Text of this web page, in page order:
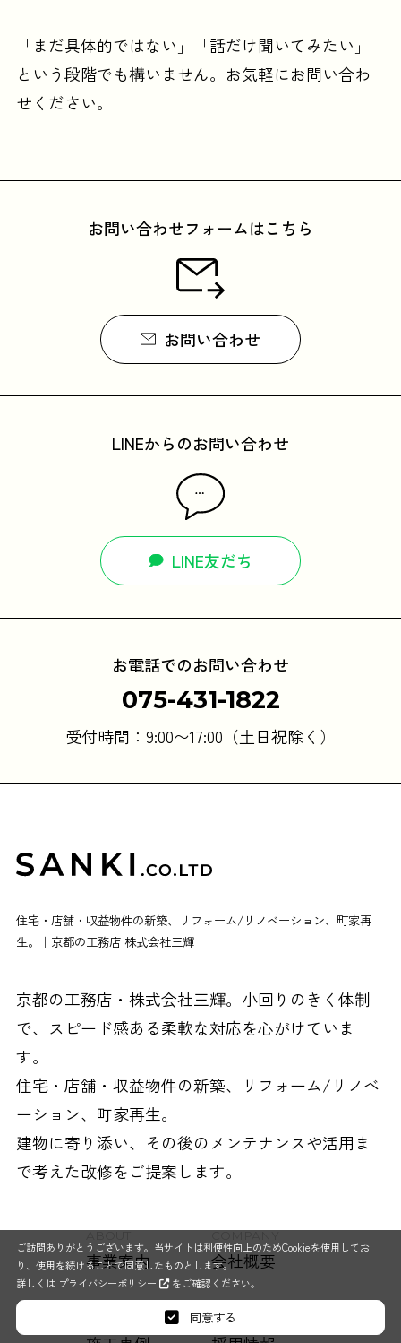
「まだ具体的ではない」「話だけ聞いてみたい」
という段階でも構いません。 お気軽にお問い合わ
せください。
お問い合わせフォームはこちら
お問い合わせ
LINEからのお問い合わせ
LINE友だち
お電話でのお問い合わせ
075-431-1822
受付時間：9:00〜17:00（土日祝除く）
住宅・店舗・収益物件の新築、リフォーム/リノベーション、町家再
生。｜京都の工務店 株式会社三輝
京都の工務店・株式会社三輝。小回りのきく体制
で、スピード感ある柔軟な対応を心がけていま
す。
住宅・店舗・収益物件の新築、リフォーム/リノベ
ーション、町家再生。
建物に寄り添い、その後のメンテナンスや活用ま
で考えた改修をご提案します。
事業案内 会社概要
RECRUIT
ご訪問ありがとうございます。当サイトは利便性向上のためCookieを使用してお
り、使用を続けることで同意したものとします。
詳しくは プライバシーポリシー をご確認ください。
同意する